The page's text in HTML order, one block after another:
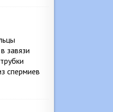
завязи
спермиев